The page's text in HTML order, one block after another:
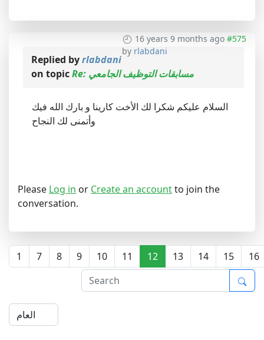
16 years 9 months ago #575
by rlabdani
Replied byrlabdani
on topic
Re: مسابقات التوظيف الجامعي
السلام عليكم شكرا لك الأخت كارينا و بارك الله فيك
وأتمنى لك النجاح
Please Log in or Create an accountto join the
conversation.
1 7 8 9 10 11 12 13 14 15 16